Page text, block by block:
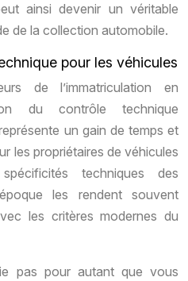
ainsi devenir un véritable
de la collection automobile.
pour les véhicules
de l’immatriculation en
du contrôle technique
un gain de temps et
les propriétaires de véhicules
techniques des
les rendent souvent
les critères modernes du
pas pour autant que vous